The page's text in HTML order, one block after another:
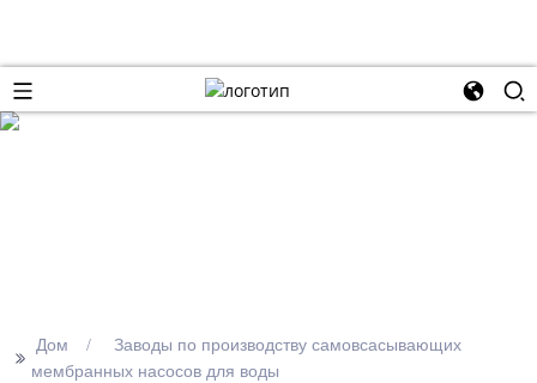
>> Дом
Заводы по производству самовсасывающих
мембранных насосов для воды